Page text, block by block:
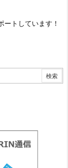
トしています！